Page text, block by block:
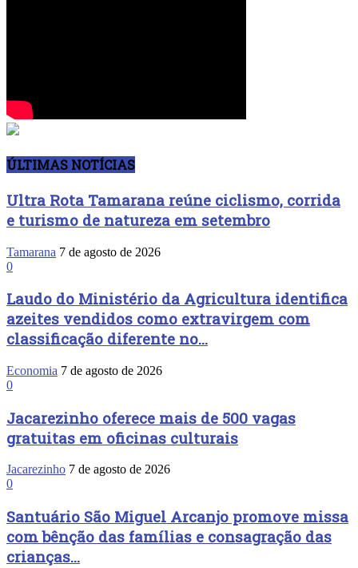
ÚLTIMAS NOTÍCIAS
Ultra Rota Tamarana reúne ciclismo, corrida
e turismo de natureza em setembro
Tamarana 7 de agosto de 2026
0
Laudo do Ministério da Agricultura identifica
azeites vendidos como extravirgem com
classificação diferente no...
Economia 7 de agosto de 2026
0
Jacarezinho oferece mais de 500 vagas
gratuitas em oficinas culturais
Jacarezinho 7 de agosto de 2026
0
Santuário São Miguel Arcanjo promove missa
com bênção das famílias e consagração das
crianças...